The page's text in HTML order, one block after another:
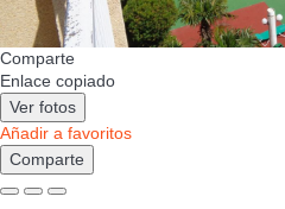
Comparte
Enlace copiado
Ver fotos
Añadir a favoritos
Comparte